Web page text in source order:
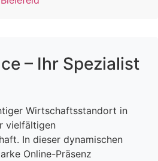
– Ihr Spezialist
Wirtschaftsstandort in
vielfältigen
In dieser dynamischen
Online-Präsenz